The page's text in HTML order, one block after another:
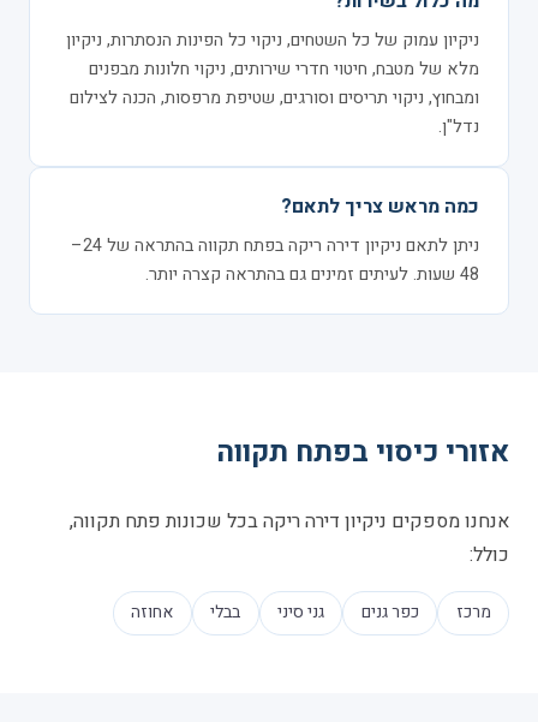
ניקיון עמוק של כל השטחים, ניקוי כל הפינות הנסתרות, ניקיון
מלא של מטבח, חיטוי חדרי שירותים, ניקוי חלונות מבפנים
ומבחוץ, ניקוי תריסים וסורגים, שטיפת מרפסות, הכנה לצילום
נדל"ן.
כמה מראש צריך לתאם?
ניתן לתאם ניקיון דירה ריקה בפתח תקווה בהתראה של 24–
48 שעות. לעיתים זמינים גם בהתראה קצרה יותר.
אזורי כיסוי בפתח תקווה
אנחנו מספקים ניקיון דירה ריקה בכל שכונות פתח תקווה,
כולל:
מרכז כפר גנים גני סיני בבלי אחוזה